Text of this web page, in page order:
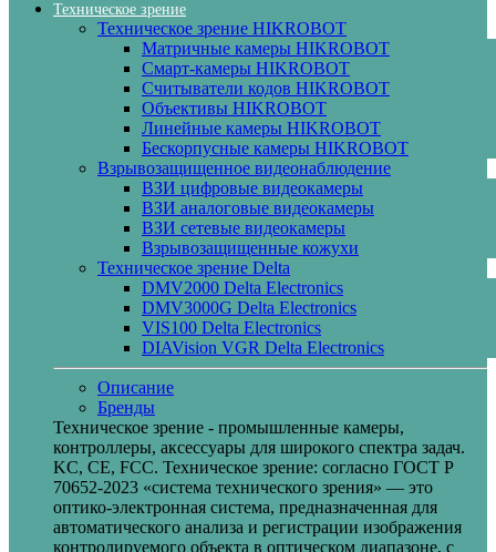
Техническое зрение
Техническое зрение HIKROBOT
Матричные камеры HIKROBOT
Смарт-камеры HIKROBOT
Считыватели кодов HIKROBOT
Объективы HIKROBOT
Линейные камеры HIKROBOT
Бескорпусные камеры HIKROBOT
Взрывозащищенное видеонаблюдение
ВЗИ цифровые видеокамеры
ВЗИ аналоговые видеокамеры
ВЗИ сетевые видеокамеры
Взрывозащищенные кожухи
Техническое зрение Delta
DMV2000 Delta Electronics
DMV3000G Delta Electronics
VIS100 Delta Electronics
DIAVision VGR Delta Electronics
Описание
Бренды
Техническое зрение - промышленные камеры,
контроллеры, аксессуары для широкого спектра задач.
KC, CE, FCC. Техническое зрение: согласно ГОСТ Р
70652-2023 «система технического зрения» — это
оптико-электронная система, предназначенная для
автоматического анализа и регистрации изображения
контролируемого объекта в оптическом диапазоне, с